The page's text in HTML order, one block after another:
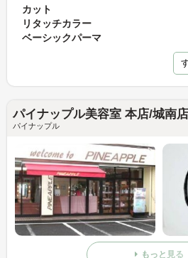
カット
リタッチカラー
ベーシックパーマ
パイナップル美容室 本店/城南店
パイナップル
もっと見る